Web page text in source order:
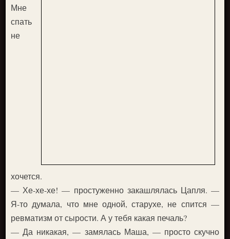
Мне
спать
не
хочется.
— Хе-хе-хе! — простуженно закашлялась Цапля. —
Я-то думала, что мне одной, старухе, не спится —
ревматизм от сырости. А у тебя какая печаль?
— Да никакая, — замялась Маша, — просто скучно